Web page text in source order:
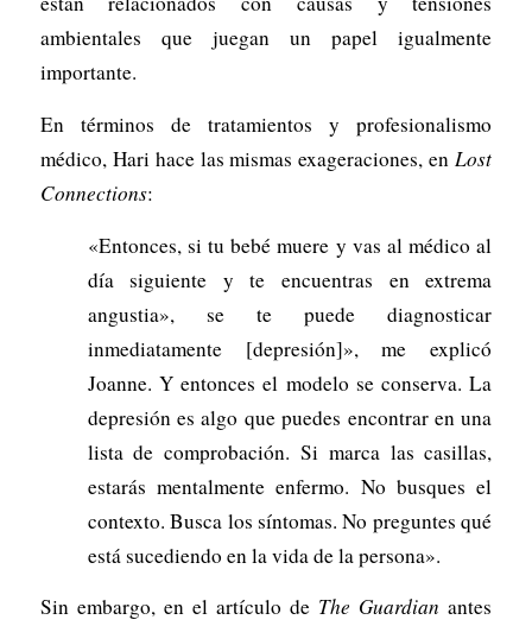
ambientales que juegan un papel igualmente
importante.
En términos de tratamientos y profesionalismo
médico, Hari hace las mismas exageraciones, enLost
Connections:
«Entonces, si tu bebé muere y vas al médico al
día siguiente y te encuentras en extrema
angustia», se te puede diagnosticar
inmediatamente [depresión]», me explicó
Joanne. Y entonces el modelo se conserva. La
depresión es algo que puedes encontrar en una
lista de comprobación. Si marca las casillas,
estarás mentalmente enfermo. No busques el
contexto. Busca los síntomas. No preguntes qué
está sucediendo en la vida de la persona».
Sin embargo, en el artículo de The Guardian antes